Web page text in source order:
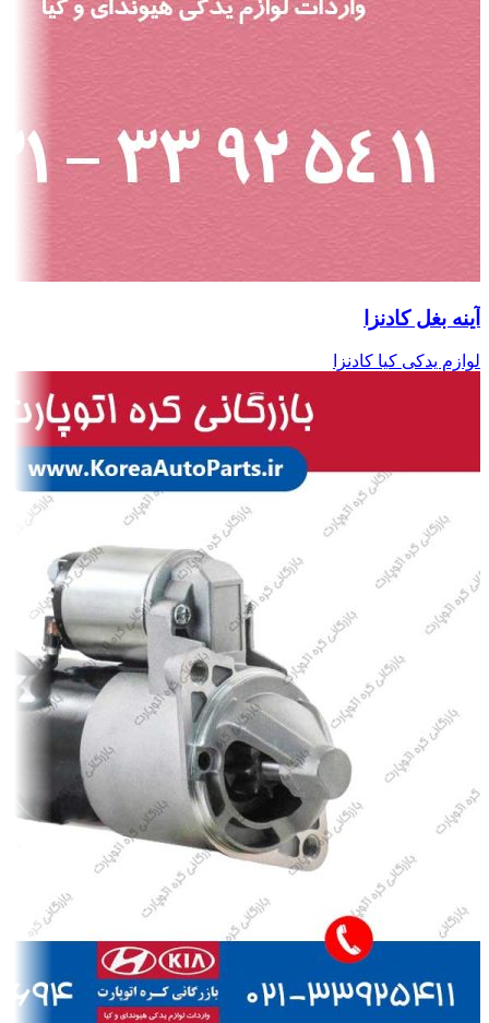
آینه بغل کادنزا
لوازم یدکی کیا کادنزا